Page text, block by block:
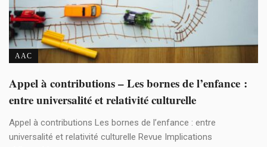
AAC
Appel à contributions – Les bornes de l’enfance :
entre universalité et relativité culturelle
Appel à contributions Les bornes de l’enfance : entre
universalité et relativité culturelle Revue Implications